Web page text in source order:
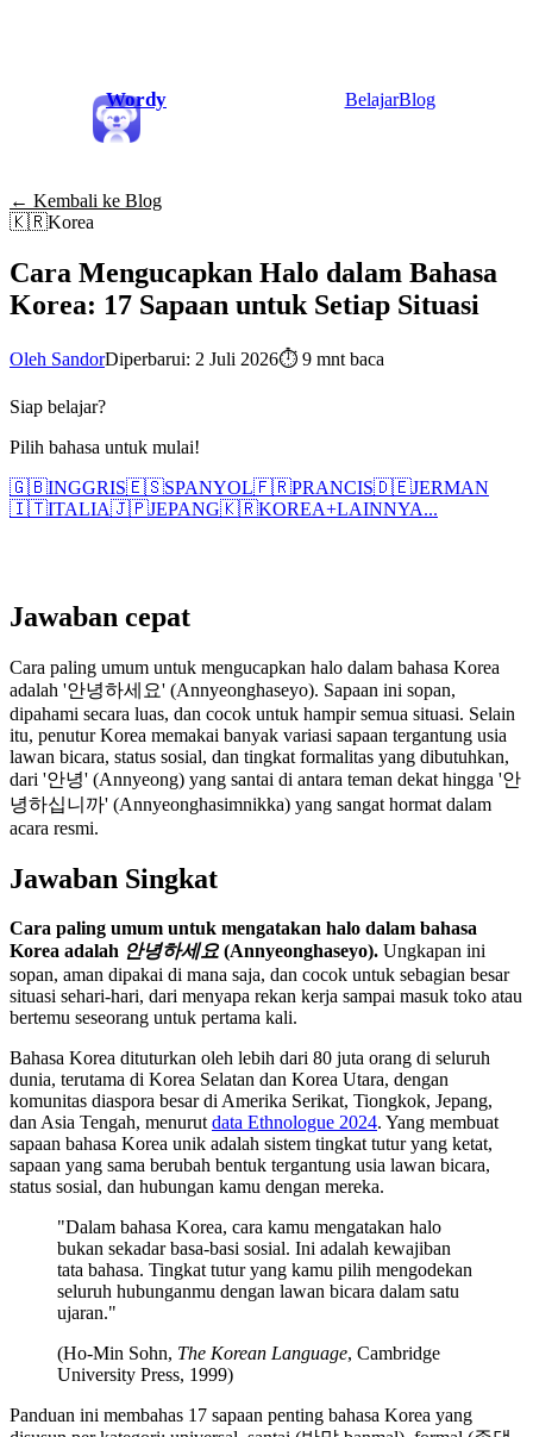
Wordy BelajarBlog
← Kembali ke Blog
🇰🇷Korea
Cara Mengucapkan Halo dalam Bahasa
Korea: 17 Sapaan untuk Setiap Situasi
Oleh SandorDiperbarui: 2 Juli 2026⏱ 9 mnt baca
Siap belajar?
Pilih bahasa untuk mulai!
🇬🇧INGGRIS🇪🇸SPANYOL🇫🇷PRANCIS🇩🇪JERMAN
🇮🇹ITALIA🇯🇵JEPANG🇰🇷KOREA+LAINNYA...
Jawaban cepat
Cara paling umum untuk mengucapkan halo dalam bahasa Korea
adalah '안녕하세요' (Annyeonghaseyo). Sapaan ini sopan,
dipahami secara luas, dan cocok untuk hampir semua situasi. Selain
itu, penutur Korea memakai banyak variasi sapaan tergantung usia
lawan bicara, status sosial, dan tingkat formalitas yang dibutuhkan,
dari '안녕' (Annyeong) yang santai di antara teman dekat hingga '안
녕하십니까' (Annyeonghasimnikka) yang sangat hormat dalam
acara resmi.
Jawaban Singkat
Cara paling umum untuk mengatakan halo dalam bahasa
Korea adalah 안녕하세요 (Annyeonghaseyo). Ungkapan ini
sopan, aman dipakai di mana saja, dan cocok untuk sebagian besar
situasi sehari-hari, dari menyapa rekan kerja sampai masuk toko atau
bertemu seseorang untuk pertama kali.
Bahasa Korea dituturkan oleh lebih dari 80 juta orang di seluruh
dunia, terutama di Korea Selatan dan Korea Utara, dengan
komunitas diaspora besar di Amerika Serikat, Tiongkok, Jepang,
dan Asia Tengah, menurutdata Ethnologue 2024. Yang membuat
sapaan bahasa Korea unik adalah sistem tingkat tutur yang ketat,
sapaan yang sama berubah bentuk tergantung usia lawan bicara,
status sosial, dan hubungan kamu dengan mereka.
"Dalam bahasa Korea, cara kamu mengatakan halo
bukan sekadar basa-basi sosial. Ini adalah kewajiban
tata bahasa. Tingkat tutur yang kamu pilih mengodekan
seluruh hubunganmu dengan lawan bicara dalam satu
ujaran."
(Ho-Min Sohn, The Korean Language, Cambridge
University Press, 1999)
Panduan ini membahas 17 sapaan penting bahasa Korea yang